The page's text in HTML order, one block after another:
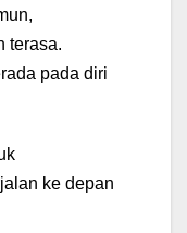
terasa.
pada diri
ke depan